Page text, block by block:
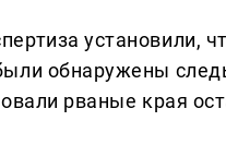
установили,
обнаружены
рваные края